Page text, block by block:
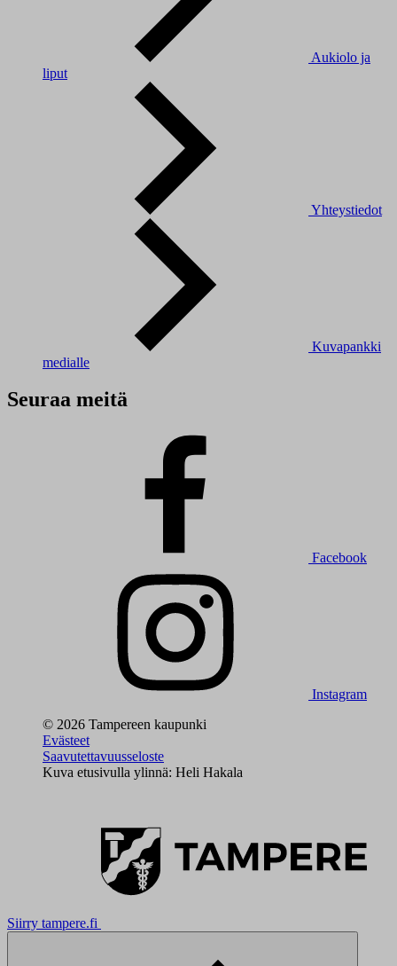
Aukiolo ja
liput
Yhteystiedot
Kuvapankki
medialle
Seuraa meitä
Facebook
Instagram
© 2026 Tampereen kaupunki
Evästeet
Saavutettavuusseloste
Kuva etusivulla ylinnä: Heli Hakala
Siirry tampere.fi